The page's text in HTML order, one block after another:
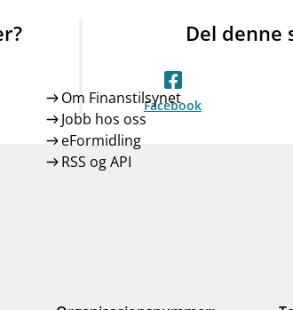
Del denne
Facebook
Om Finanstilsynet
Jobb hos oss
eFormidling
RSS og API